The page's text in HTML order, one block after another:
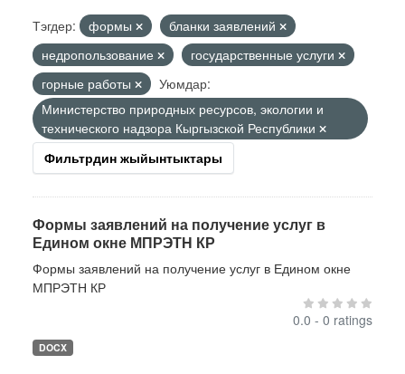
Тэгдер:
формы
бланки заявлений
недропользование
государственные услуги
горные работы
Уюмдар:
Министерство природных ресурсов, экологии и
технического надзора Кыргызской Республики
Фильтрдин жыйынтыктары
Формы заявлений на получение услуг в
Едином окне МПРЭТН КР
Формы заявлений на получение услуг в Едином окне
МПРЭТН КР
0.0 - 0 ratings
DOCX